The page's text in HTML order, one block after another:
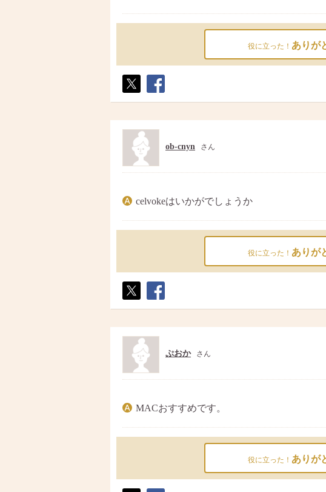
役に立った！ ありが
ト
ア
ob-cnyn さん
celvokeはいかがでしょうか
役に立った！ ありが
ト
ア
ぷおか さん
MACおすすめです。
役に立った！ ありが